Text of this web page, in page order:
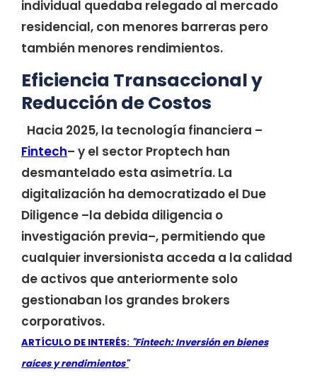
individual quedaba relegado al mercado
residencial, con menores barreras pero
también menores rendimientos.
Eficiencia Transaccional y
Reducción de Costos
Hacia 2025, la tecnología financiera –
Fintech– y el sector Proptech han
desmantelado esta asimetría. La
digitalización ha democratizado el Due
Diligence –la debida diligencia o
investigación previa–, permitiendo que
cualquier inversionista acceda a la calidad
de activos que anteriormente solo
gestionaban los grandes brokers
corporativos.
ARTÍCULO DE INTERÉS: "Fintech: Inversión en bienes
raíces y rendimientos"